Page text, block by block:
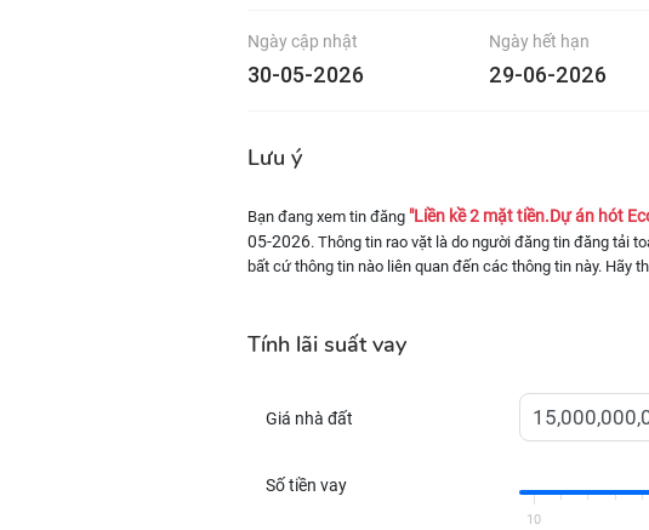
Ngày cập nhật
30-05-2026
Ngày hết hạn
29-06-2026
Lưu ý
Bạn đang xem tin đăng "Liền kề 2 mặt tiền.Dự án hót
05-2026. Thông tin rao vặt là do người đăng tin đăng tải
bất cứ thông tin nào liên quan đến các thông tin này. Hãy
Tính lãi suất vay
Giá nhà đất
Số tiền vay
10